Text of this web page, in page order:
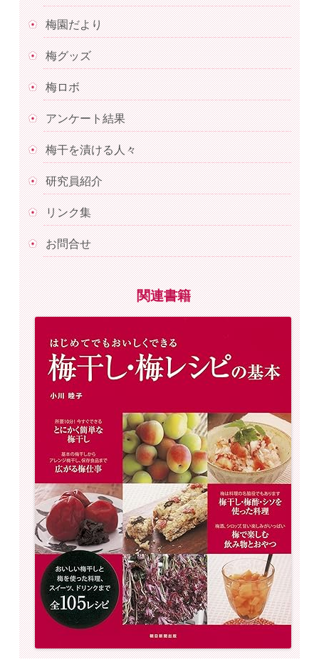
梅園だより
梅グッズ
梅ロボ
アンケート結果
梅干を漬ける人々
研究員紹介
リンク集
お問合せ
関連書籍